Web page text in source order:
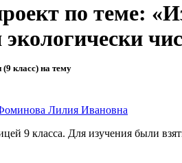
по теме:
класс) на тему
Лилия Ивановна
9 класса. Для изучения были